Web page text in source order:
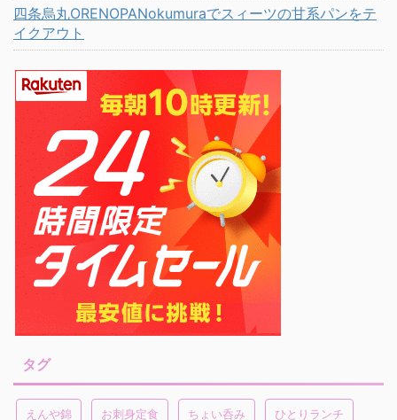
四条烏丸ORENOPANokumuraでスィーツの甘系パンをテ
イクアウト
タグ
えんや錦 お刺身定食 ちょい呑み ひとりランチ